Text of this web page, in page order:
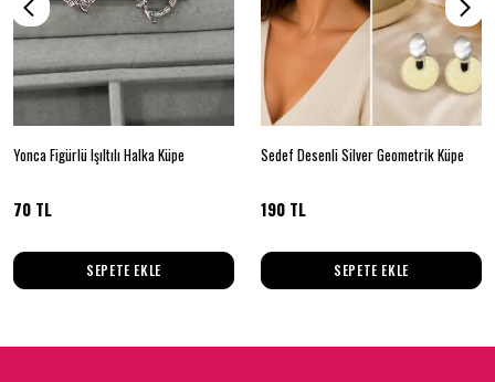
Yonca Figürlü Işıltılı Halka Küpe
70 TL
SEPETE EKLE
Sedef Desenli Silver Geometrik Küpe
190 TL
SEPETE EKLE